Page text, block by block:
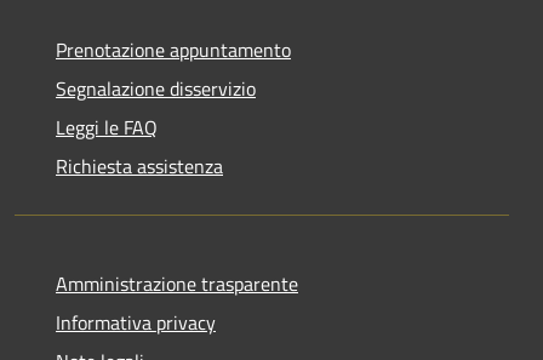
Prenotazione appuntamento
Segnalazione disservizio
Leggi le FAQ
Richiesta assistenza
Amministrazione trasparente
Informativa privacy